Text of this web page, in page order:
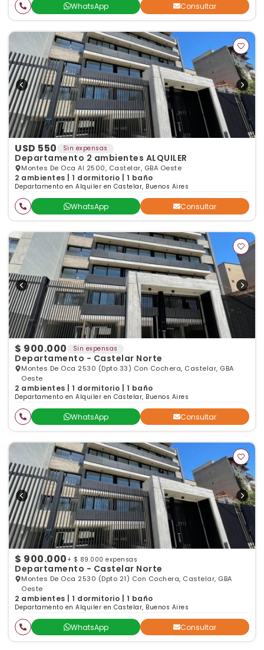
WhatsApp Consultar
USD 550 Sin expensas
Departamento 2 ambientes ALQUILER
Montes De Oca Al 2500, Castelar, GBA Oeste
2 ambientes | 1 dormitorio | 1 baño
Departamento en Alquiler en Castelar, Buenos Aires
WhatsApp Consultar
$ 900.000 Sin expensas
Departamento - Castelar Norte
Montes De Oca 2530 (Dpto 33) Con Cochera, Castelar, GBA
Oeste
2 ambientes | 1 dormitorio | 1 baño
Departamento en Alquiler en Castelar, Buenos Aires
WhatsApp Consultar
$ 900.000 + $ 89.000 expensas
Departamento - Castelar Norte
Montes De Oca 2530 (Dpto 21) Con Cochera, Castelar, GBA
Oeste
2 ambientes | 1 dormitorio | 1 baño
Departamento en Alquiler en Castelar, Buenos Aires
WhatsApp Consultar